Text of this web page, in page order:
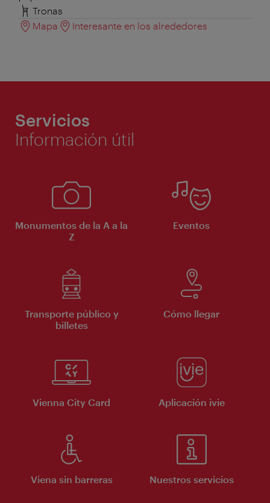
Tronas
Mapa
Interesante en los alrededores
Servicios
Información útil
Monumentos de la A a la
Z
Eventos
Transporte público y
billetes
Cómo llegar
Vienna City Card Aplicación ivie
Viena sin barreras Nuestros servicios